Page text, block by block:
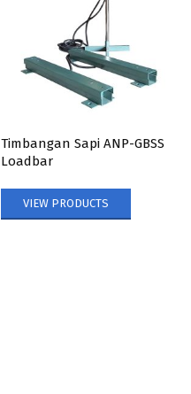
Timbangan Sapi ANP-GBSS
Loadbar
VIEW PRODUCTS